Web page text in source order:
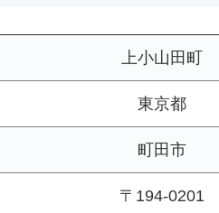
上小山田町
東京都
町田市
〒194-0201